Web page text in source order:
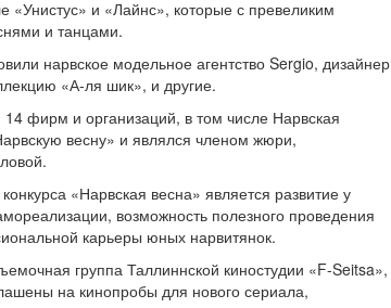
и «Лайнс», которые с превеликим
и танцами.
нарвское модельное агентство Sergio, дизайнер
«А-ля шик», и другие.
14 фирм и организаций, в том числе Нарвская
весну» и являлся членом жюри,
«Нарвская весна» является развитие у
возможность полезного проведения
карьеры юных нарвитянок.
группа Таллиннской киностудии «F-Seitsa»,
на кинопробы для нового сериала,